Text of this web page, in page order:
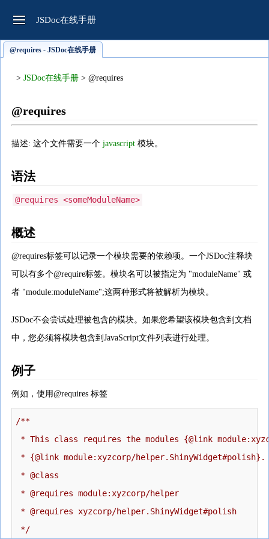
JSDoc在线手册
@requires - JSDoc在线手册
> JSDoc在线手册 > @requires
@requires
描述: 这个文件需要一个 javascript 模块。
语法
@requires <someModuleName>
概述
@requires标签可以记录一个模块需要的依赖项。一个JSDoc注释块
可以有多个@require标签。模块名可以被指定为 "moduleName" 或
者 "module:moduleName";这两种形式将被解析为模块。
JSDoc不会尝试处理被包含的模块。如果您希望该模块包含到文档
中，您必须将模块包含到JavaScript文件列表进行处理。
例子
例如，使用@requires 标签
/**
* This class requires the modules {@link
* {@link module:xyzcorp/helper.ShinyWidget#polish}.
* @class
* @requires module:xyzcorp/helper
* @requires xyzcorp/helper.ShinyWidget#polish
*/